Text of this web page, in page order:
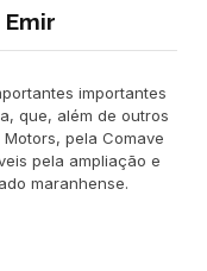
importantes
que, além de outros
pela Comave
pela ampliação e
maranhense.